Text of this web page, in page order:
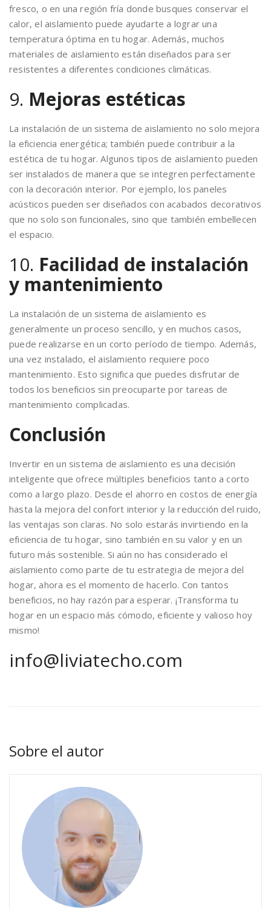
fresco, o en una región fría donde busques conservar el
calor, el aislamiento puede ayudarte a lograr una
temperatura óptima en tu hogar. Además, muchos
materiales de aislamiento están diseñados para ser
resistentes a diferentes condiciones climáticas.
9. Mejoras estéticas
La instalación de un sistema de aislamiento no solo mejora
la eficiencia energética; también puede contribuir a la
estética de tu hogar. Algunos tipos de aislamiento pueden
ser instalados de manera que se integren perfectamente
con la decoración interior. Por ejemplo, los paneles
acústicos pueden ser diseñados con acabados decorativos
que no solo son funcionales, sino que también embellecen
el espacio.
10. Facilidad de instalación
y mantenimiento
La instalación de un sistema de aislamiento es
generalmente un proceso sencillo, y en muchos casos,
puede realizarse en un corto período de tiempo. Además,
una vez instalado, el aislamiento requiere poco
mantenimiento. Esto significa que puedes disfrutar de
todos los beneficios sin preocuparte por tareas de
mantenimiento complicadas.
Conclusión
Invertir en un sistema de aislamiento es una decisión
inteligente que ofrece múltiples beneficios tanto a corto
como a largo plazo. Desde el ahorro en costos de energía
hasta la mejora del confort interior y la reducción del ruido,
las ventajas son claras. No solo estarás invirtiendo en la
eficiencia de tu hogar, sino también en su valor y en un
futuro más sostenible. Si aún no has considerado el
aislamiento como parte de tu estrategia de mejora del
hogar, ahora es el momento de hacerlo. Con tantos
beneficios, no hay razón para esperar. ¡Transforma tu
hogar en un espacio más cómodo, eficiente y valioso hoy
mismo!
info@liviatecho.com
Sobre el autor